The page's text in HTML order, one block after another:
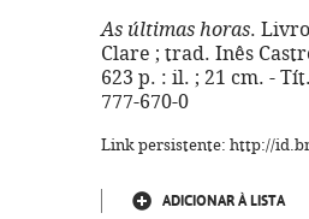
As últimas horas.
Clare ; trad. Inês
623 p. : il. ; 21 cm. -
777-670-0
Link persistente: http://
ADICIONAR À LISTA